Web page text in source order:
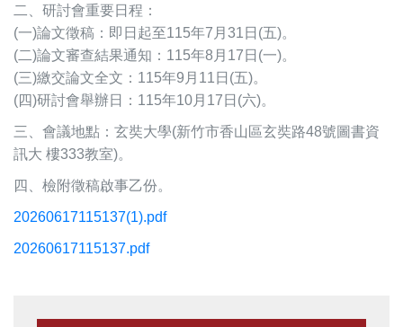
二、研討會重要日程：
(一)論文徵稿：即日起至115年7月31日(五)。
(二)論文審查結果通知：115年8月17日(一)。
(三)繳交論文全文：115年9月11日(五)。
(四)研討會舉辦日：115年10月17日(六)。
三、會議地點： 玄奘大學(新竹市香山區玄奘路48號圖書資
訊大 樓333教室)。
四、檢附徵稿啟事乙份。
20260617115137(1).pdf
20260617115137.pdf